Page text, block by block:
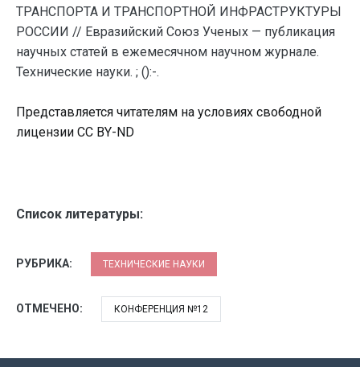
ТРАНСПОРТА И ТРАНСПОРТНОЙ ИНФРАСТРУКТУРЫ
РОССИИ // Евразийский Союз Ученых — публикация
научных статей в ежемесячном научном журнале.
Технические науки. ; ():-.
Представляется читателям на условиях свободной
лицензии CC BY-ND
Список литературы:
РУБРИКА: ТЕХНИЧЕСКИЕ НАУКИ
ОТМЕЧЕНО: КОНФЕРЕНЦИЯ №12